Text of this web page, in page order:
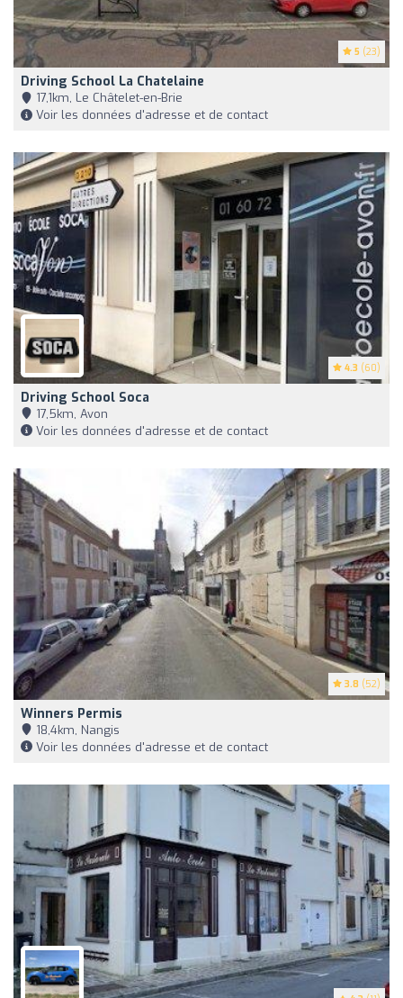
5 (23)
Driving School La Chatelaine
17,1km, Le Châtelet-en-Brie
Voir les données d'adresse et de contact
4.3 (60)
Driving School Soca
17,5km, Avon
Voir les données d'adresse et de contact
3.8 (52)
Winners Permis
18,4km, Nangis
Voir les données d'adresse et de contact